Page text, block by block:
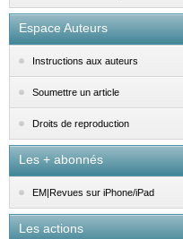
Espace Auteurs
Instructions aux auteurs
Soumettre un article
Droits de reproduction
Les + abonnés
EM|Revues sur iPhone/iPad
Les actions